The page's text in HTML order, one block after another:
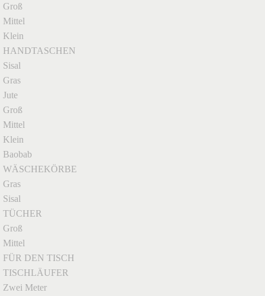
Groß
Mittel
Klein
HANDTASCHEN
Sisal
Gras
Jute
Groß
Mittel
Klein
Baobab
WÄSCHEKÖRBE
Gras
Sisal
TÜCHER
Groß
Mittel
FÜR DEN TISCH
TISCHLÄUFER
Zwei Meter